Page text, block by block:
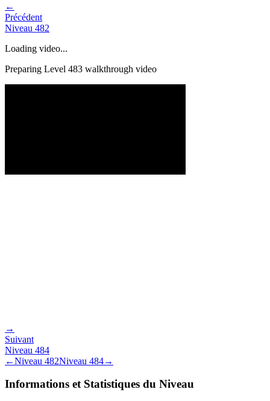
←
Précédent
Niveau 482
Loading video...
Preparing Level 483 walkthrough video
→
Suivant
Niveau 484
←Niveau 482Niveau 484→
Informations et Statistiques du Niveau